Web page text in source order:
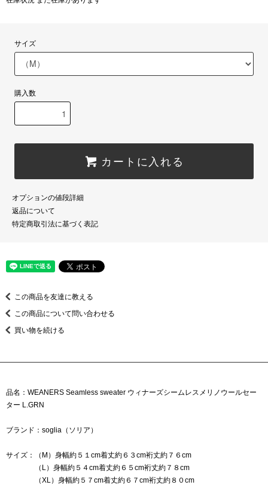
サイズ
購入数
カートに入れる
オプションの値段詳細
返品について
特定商取引法に基づく表記
この商品を友達に教える
この商品について問い合わせる
買い物を続ける
品名：WEANERS Seamless sweater ウィナーズシームレスメリノウールセー
ター L.GRN
ブランド：soglia（ソリア）
サイズ：（M）身幅約５１cm着丈約６３cm裄丈約７６cm
（L）身幅約５４cm着丈約６５cm裄丈約７８cm
（XL）身幅約５７cm着丈約６７cm裄丈約８０cm